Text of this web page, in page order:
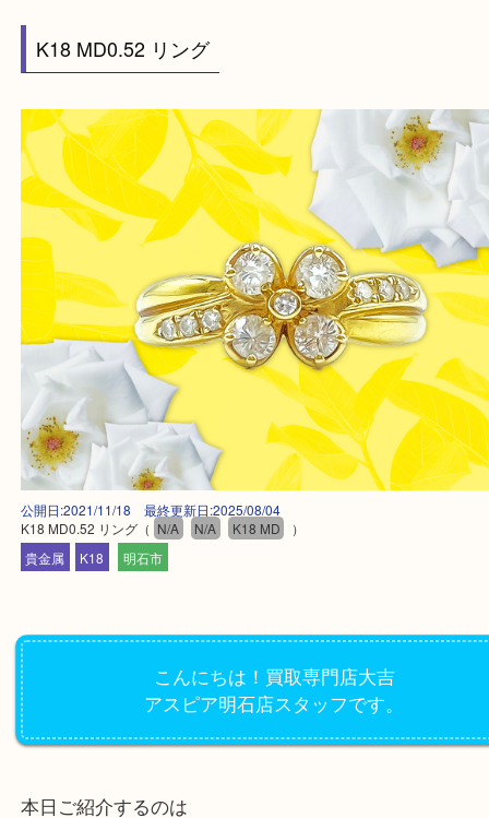
HOME
K18 MD0.52 リング
K18 MD0.52 リング（ N/A N/A K18 MD ）
明石市
こんにちは！買取専門店大吉